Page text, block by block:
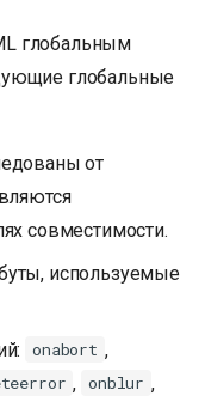
глобальным
глобальные
от
совместимости.
используемые
onabort ,
, onblur ,